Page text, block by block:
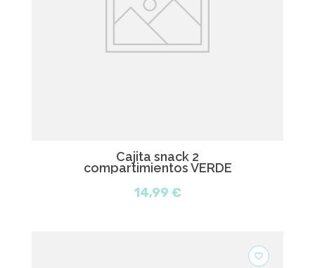
Cajita snack 2
compartimientos VERDE
14,99 €
favorite_border